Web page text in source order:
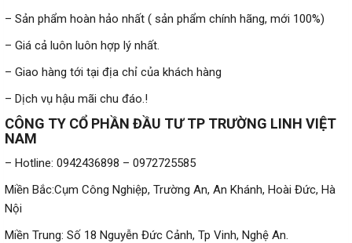
– Sản phẩm hoàn hảo nhất ( sản phẩm chính hãng, mới 100%)
– Giá cả luôn luôn hợp lý nhất.
– Giao hàng tới tại địa chỉ của khách hàng
– Dịch vụ hậu mãi chu đáo.!
CÔNG TY CỔ PHẦN ĐẦU TƯ TP TRƯỜNG LINH VIỆT
NAM
– Hotline: 0942436898 – 0972725585
Miền Bắc:Cụm Công Nghiệp, Trường An, An Khánh, Hoài Đức, Hà
Nội
Miền Trung: Số 18 Nguyễn Đức Cảnh, Tp Vinh, Nghệ An.